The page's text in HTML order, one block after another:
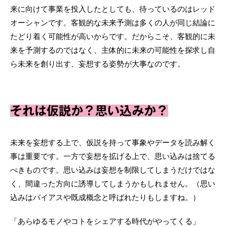
来に向けて事業を投入したとしても、待っているのはレッド
オーシャンです。客観的な未来予測は多くの人が同じ結論に
たどり着く可能性が高いからです。だからこそ、客観的に未
来を予測するのではなく、主体的に未来の可能性を探求し自
ら未来を創り出す、妄想する姿勢が大事なのです。
それは仮説か？思い込みか？
未来を妄想する上で、仮説を持って事象やデータを読み解く
事は重要です。一方で妄想を拡げる上で、思い込みは捨てる
べきものです。思い込みは妄想を制限してしまうだけではな
く、間違った方向に誘導してしまうかもしれません。（思い
込みはバイアスや既成概念と呼ばれたりもしますね。）
「あらゆるモノやコトをシェアする時代がやってくる」